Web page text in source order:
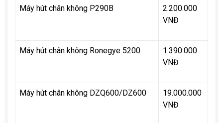
Máy hút chân không P290B
2.200.000
VNĐ
Máy hút chân không Ronegye 5200
1.390.000
VNĐ
Máy hút chân không DZQ600/DZ600
19.000.000
VNĐ